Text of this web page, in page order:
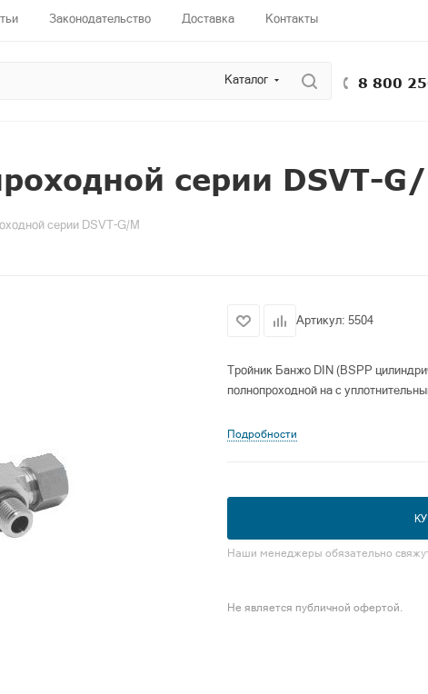
Законодательство Доставка Контакты
Каталог 8 800
серии DSVT-
серии DSVT-G/M
Артикул: 5504
Тройник Банжо DIN (BSPP
полнопроходной на с
Подробности
Наши менеджеры обязательно
Не является публичной офертой.